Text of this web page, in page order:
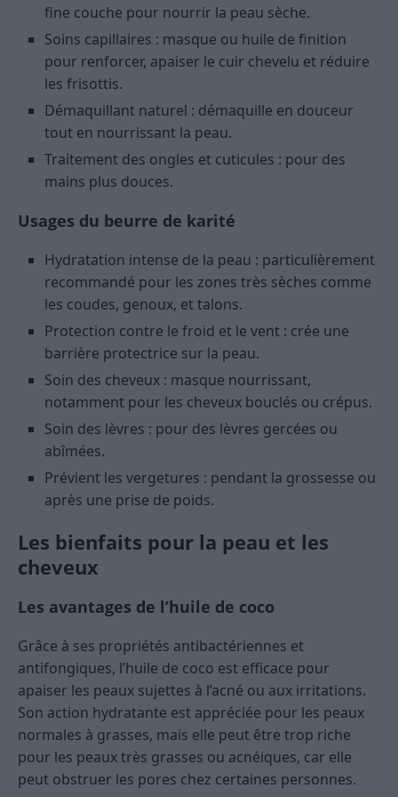
fine couche pour nourrir la peau sèche.
Soins capillaires : masque ou huile de finition
pour renforcer, apaiser le cuir chevelu et réduire
les frisottis.
Démaquillant naturel : démaquille en douceur
tout en nourrissant la peau.
Traitement des ongles et cuticules : pour des
mains plus douces.
Usages du beurre de karité
Hydratation intense de la peau : particulièrement
recommandé pour les zones très sèches comme
les coudes, genoux, et talons.
Protection contre le froid et le vent : crée une
barrière protectrice sur la peau.
Soin des cheveux : masque nourrissant,
notamment pour les cheveux bouclés ou crépus.
Soin des lèvres : pour des lèvres gercées ou
abîmées.
Prévient les vergetures : pendant la grossesse ou
après une prise de poids.
Les bienfaits pour la peau et les
cheveux
Les avantages de l’huile de coco
Grâce à ses propriétés antibactériennes et
antifongiques, l’huile de coco est efficace pour
apaiser les peaux sujettes à l’acné ou aux irritations.
Son action hydratante est appréciée pour les peaux
normales à grasses, mais elle peut être trop riche
pour les peaux très grasses ou acnéiques, car elle
peut obstruer les pores chez certaines personnes.